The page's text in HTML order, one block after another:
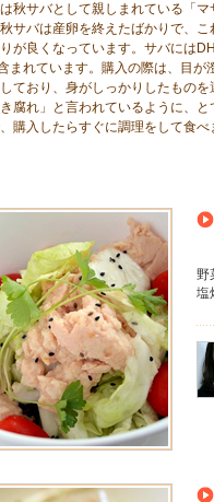
秋サバとして親しまれている「マ
サバは産卵を終えたばかりで、こ
が良くなっています。サバには
まれています。購入の際は、目が
ており、身がしっかりしたものを
腐れ」と言われているように、と
購入したらすぐに調理をして食べ
野
塩